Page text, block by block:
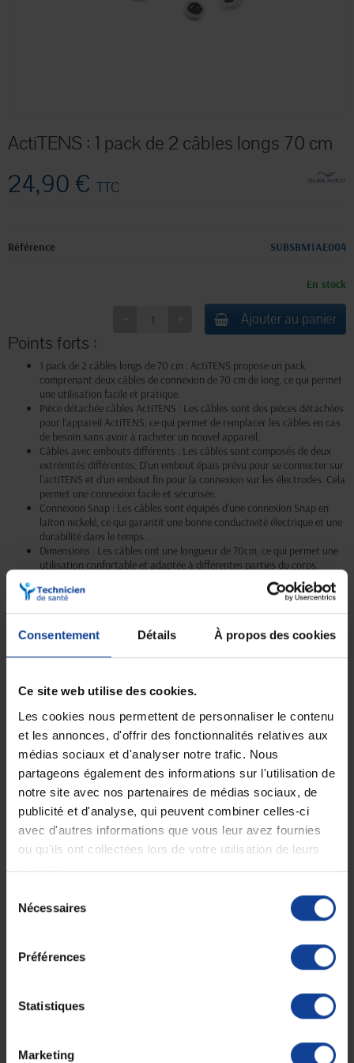
Consentement Détails À propos des cookies
Ce site web utilise des cookies.
Les cookies nous permettent de personnaliser le contenu
et les annonces, d'offrir des fonctionnalités relatives aux
médias sociaux et d'analyser notre trafic. Nous
partageons également des informations sur l'utilisation de
notre site avec nos partenaires de médias sociaux, de
publicité et d'analyse, qui peuvent combiner celles-ci
avec d'autres informations que vous leur avez fournies
ou qu'ils ont collectées lors de votre utilisation de leurs
services.
Nécessaires
Préférences
Statistiques
Marketing
ActiTENS : 1 pack de 2 câbles longs 70 cm
24,90 € TTC
Référence SUBSBM1AE004
En stock
Ajouter au panier
Points forts :
1 pack de 2 câbles longs de 70 cm : ActiTENS propose un pack
comprenant deux câbles de connexion de 70 cm de long, ce qui permet
une utilisation facile et pratique.
Pièce détachée câbles ActiTENS : Les câbles sont des pièces détachées
pour l'appareil ActiTENS, ce qui permet de remplacer les câbles en cas
de besoin sans avoir à racheter un nouvel appareil.
Câbles avec embouts différents : Les câbles sont composés de deux
extrémités différentes. D'un embout épais prévu pour se connecter sur
l'actiTENS et d'un embout fin pour la connexion sur les électrodes. Cela
permet une connexion facile et sécurisée.
Connexion Snap : Les câbles sont équipés d'une connexion Snap en
laiton nickelé, ce qui garantit une bonne conductivité électrique et une
durabilité dans le temps.
Dimensions : Les câbles ont une longueur de 70cm, ce qui permet une
utilisation confortable et adaptée à différentes parties du corps.
En magasin Technicien de santé
d'achats
Paiement sécurisé
Paiement en ligne 100% sécurisé par
Expédition
soignée et discrète
Service client
Lundi au jeudi : 9h à 12h30 - 13h30 à
18h
Le vendredi jusqu'à 17h
Description
Pièce détachée câbles ActiTENS
Les câbles sont composés de deux extrémités différentes. D’un
et d’un embout
Caractéristiques techniques
Nombre de câbles : 2 par pack